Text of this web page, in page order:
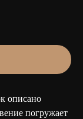
описано
погружает